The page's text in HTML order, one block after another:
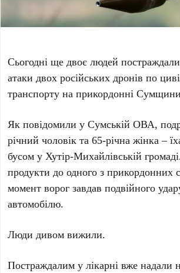
Сьогодні ще двоє людей
атаки двох російських дронів по
транспорту на прикордонні
Як повідомили у Сумській ОВА,
річний чоловік та 65-річна жінка –
бусом у Хутір-Михайлівській
продукти до одного з прикордонних
момент ворог завдав подвійного
автомобілю.
Люди дивом вижили.
Постраждалим у лікарні вже надали